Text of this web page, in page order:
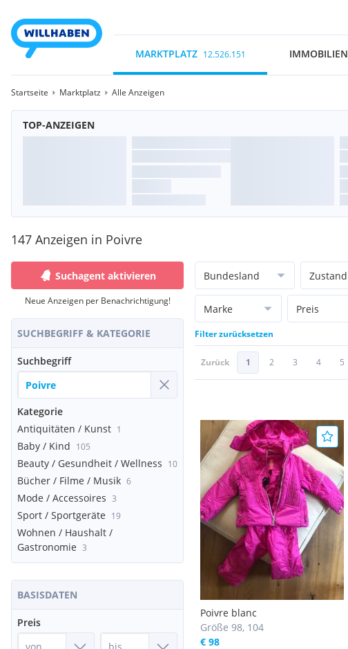
MARKTPLATZ 12.526.151 IMMOBILIEN
Startseite Marktplatz Alle Anzeigen
TOP-ANZEIGEN
147 Anzeigen in Poivre
Suchagent aktivieren
Neue Anzeigen per Benachrichtigung!
SUCHBEGRIFF & KATEGORIE
Suchbegriff
Kategorie
Antiquitäten / Kunst 1
Baby / Kind 105
Beauty / Gesundheit / Wellness 10
Bücher / Filme / Musik 6
Mode / Accessoires 3
Sport / Sportgeräte 19
Wohnen / Haushalt /
Gastronomie 3
BASISDATEN
Preis
Bundesland Zustand
Marke Preis
Filter zurücksetzen
Zurück 1 2 3 4 5
Poivre blanc
Größe 98, 104
€ 98